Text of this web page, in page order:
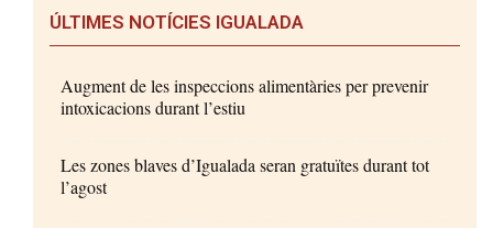
ÚLTIMES NOTÍCIES IGUALADA
Augment de les inspeccions alimentàries per prevenir
intoxicacions durant l’estiu
Les zones blaves d’Igualada seran gratuïtes durant tot
l’agost